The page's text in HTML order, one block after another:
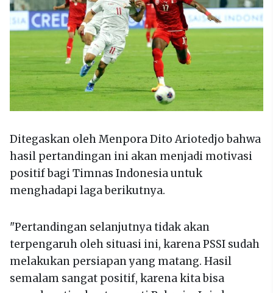
Ditegaskan oleh Menpora Dito Ariotedjo bahwa
hasil pertandingan ini akan menjadi motivasi
positif bagi Timnas Indonesia untuk
menghadapi laga berikutnya.
"Pertandingan selanjutnya tidak akan
terpengaruh oleh situasi ini, karena PSSI sudah
melakukan persiapan yang matang. Hasil
semalam sangat positif, karena kita bisa